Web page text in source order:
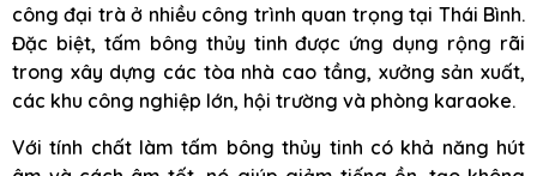
công đại trà ở nhiều công trình quan trọng tại Thái Bình.
Đặc biệt, tấm bông thủy tinh được ứng dụng rộng rãi
trong xây dựng các tòa nhà cao tầng, xưởng sản xuất,
các khu công nghiệp lớn, hội trường và phòng karaoke.
Với tính chất làm tấm bông thủy tinh có khả năng hút